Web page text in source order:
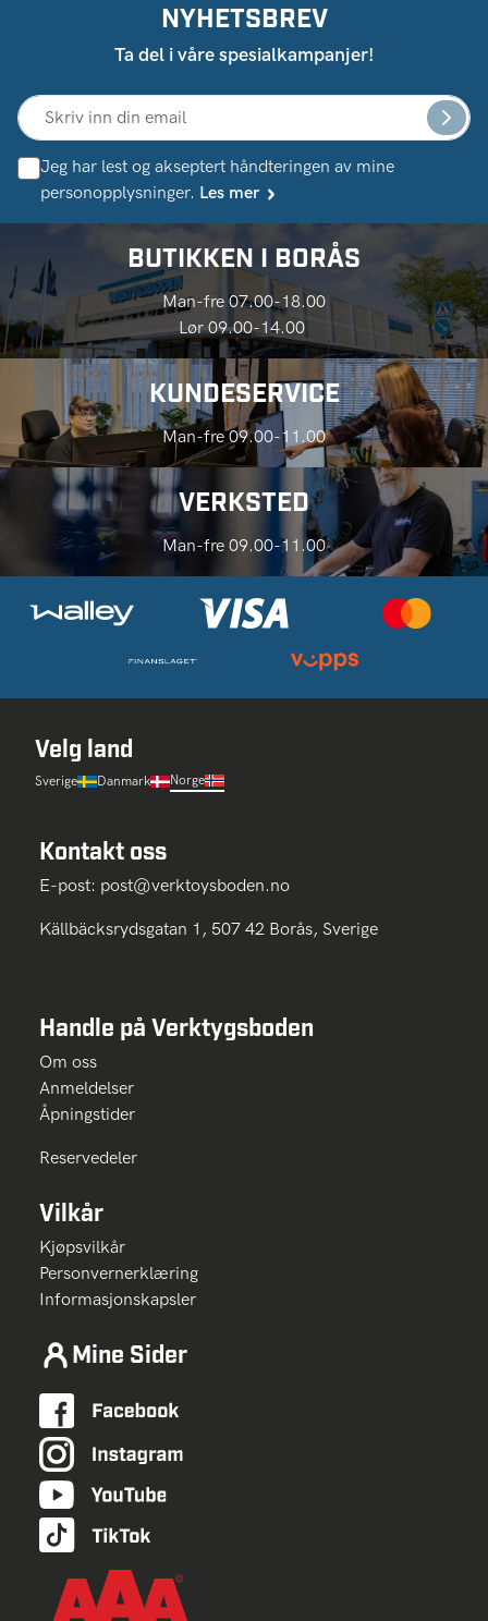
NYHETSBREV
Ta del i våre spesialkampanjer!
Jeg har lest og akseptert håndteringen av mine
personopplysninger. Les mer
BUTIKKEN I BORÅS
Man-fre 07.00-18.00
Lør 09.00-14.00
KUNDESERVICE
Man-fre 09.00-11.00
VERKSTED
Man-fre 09.00-11.00
Velg land
Sverige Danmark Norge
Kontakt oss
E-post: post@verktoysboden.no
Källbäcksrydsgatan 1, 507 42 Borås, Sverige
Handle på Verktygsboden
Om oss
Anmeldelser
Åpningstider
Reservedeler
Vilkår
Kjøpsvilkår
Personvernerklæring
Informasjonskapsler
Mine Sider